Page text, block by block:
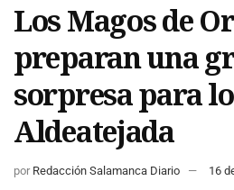
Los Magos de
preparan una
sorpresa para
Aldeatejada
por Redacción Salamanca Diario 16